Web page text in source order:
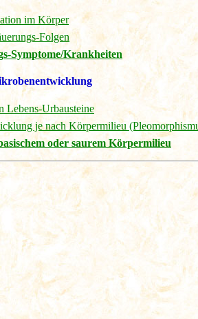
im Körper
Folgen
Symptome/Krankheiten
Lebens-Urbausteine
je nach Körpermilieu
oder saurem Körpermilieu